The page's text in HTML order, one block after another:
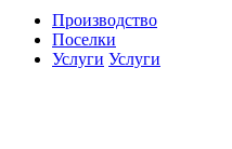
Производство
Поселки
Услуги Услуги